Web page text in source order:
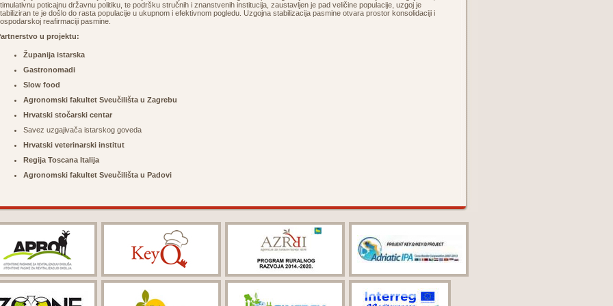
poticajnu državnu politiku, te podršku stručnih i znanstvenih institucija, zaustavljen je pad veličine populacije, uzgoj je
te je došlo do rasta populacije u ukupnom i efektivnom pogledu. Uzgojna stabilizacija pasmine otvara prostor konsolidaciji i
reafirmaciji pasmine.
u projektu:
Županija istarska
Gastronomadi
Slow food
Agronomski fakultet Sveučilišta u Zagrebu
Hrvatski stočarski centar
Savez uzgajivača istarskog goveda
Hrvatski veterinarski institut
Regija Toscana Italija
Agronomski fakultet Sveučilišta u Padovi